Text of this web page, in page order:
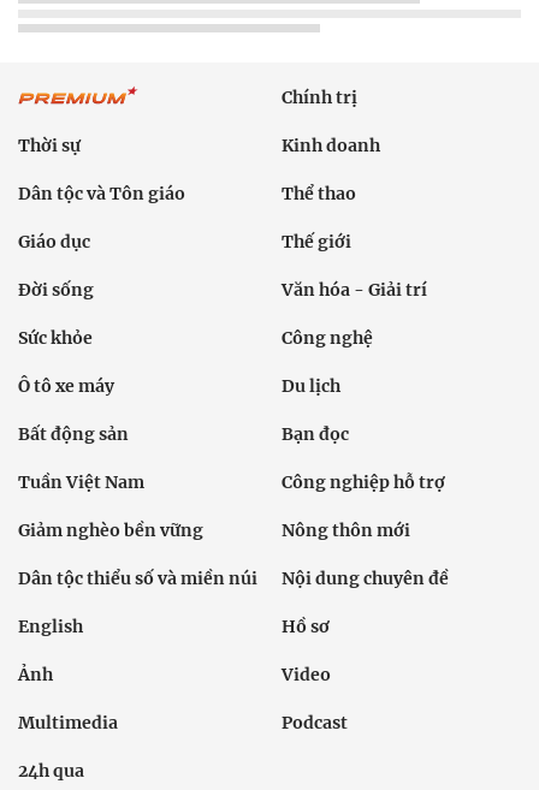
Chính trị
Thời sự Kinh doanh
Dân tộc và Tôn giáo Thể thao
Giáo dục Thế giới
Đời sống Văn hóa - Giải trí
Sức khỏe Công nghệ
Ô tô xe máy Du lịch
Bất động sản Bạn đọc
Tuần Việt Nam Công nghiệp hỗ trợ
Giảm nghèo bền vững Nông thôn mới
Dân tộc thiểu số và miền núi Nội dung chuyên đề
English Hồ sơ
Ảnh Video
Multimedia Podcast
24h qua